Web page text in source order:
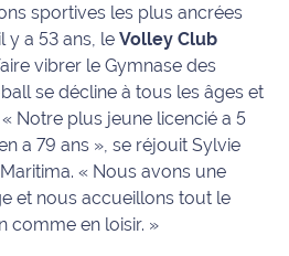
sportives les plus ancrées
y a 53 ans, leVolley Club
vibrer le Gymnase des
se décline à tous les âges et
« Notre plus jeune licencié a 5
a 79 ans » , se réjouit Sylvie
« Nous avons une
et nous accueillons tout le
comme en loisir. »